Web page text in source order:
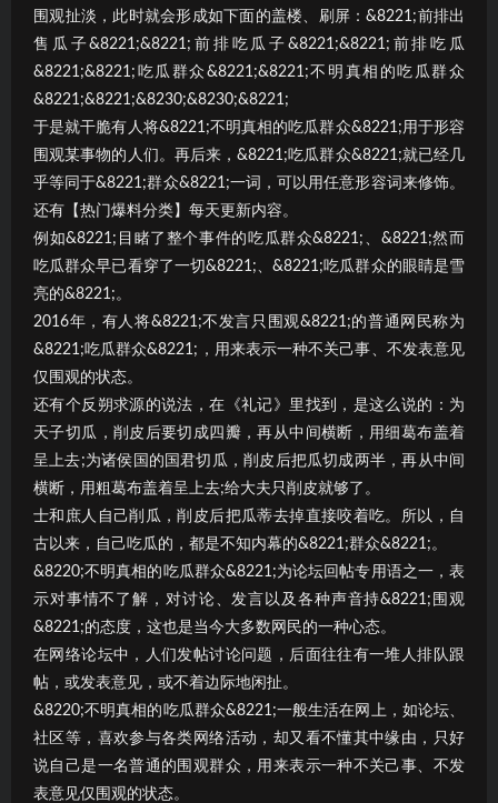
围观扯淡，此时就会形成如下面的盖楼、刷屏：&8221;前排出
售瓜子&8221;&8221;前排吃瓜子&8221;&8221;前排吃瓜
&8221;&8221;吃瓜群众&8221;&8221;不明真相的吃瓜群众
&8221;&8221;&8230;&8230;&8221;
于是就干脆有人将&8221;不明真相的吃瓜群众&8221;用于形容
围观某事物的人们。再后来，&8221;吃瓜群众&8221;就已经几
乎等同于&8221;群众&8221;一词，可以用任意形容词来修饰。
还有【热门爆料分类】每天更新内容。
例如&8221;目睹了整个事件的吃瓜群众&8221;、&8221;然而
吃瓜群众早已看穿了一切&8221;、&8221;吃瓜群众的眼睛是雪
亮的&8221;。
2016年，有人将&8221;不发言只围观&8221;的普通网民称为
&8221;吃瓜群众&8221;，用来表示一种不关己事、不发表意见
仅围观的状态。
还有个反朔求源的说法，在《礼记》里找到，是这么说的：为
天子切瓜，削皮后要切成四瓣，再从中间横断，用细葛布盖着
呈上去;为诸侯国的国君切瓜，削皮后把瓜切成两半，再从中间
横断，用粗葛布盖着呈上去;给大夫只削皮就够了。
士和庶人自己削瓜，削皮后把瓜蒂去掉直接咬着吃。所以，自
古以来，自己吃瓜的，都是不知内幕的&8221;群众&8221;。
&8220;不明真相的吃瓜群众&8221;为论坛回帖专用语之一，表
示对事情不了解，对讨论、发言以及各种声音持&8221;围观
&8221;的态度，这也是当今大多数网民的一种心态。
在网络论坛中，人们发帖讨论问题，后面往往有一堆人排队跟
帖，或发表意见，或不着边际地闲扯。
&8220;不明真相的吃瓜群众&8221;一般生活在网上，如论坛、
社区等，喜欢参与各类网络活动，却又看不懂其中缘由，只好
说自己是一名普通的围观群众，用来表示一种不关己事、不发
表意见仅围观的状态。